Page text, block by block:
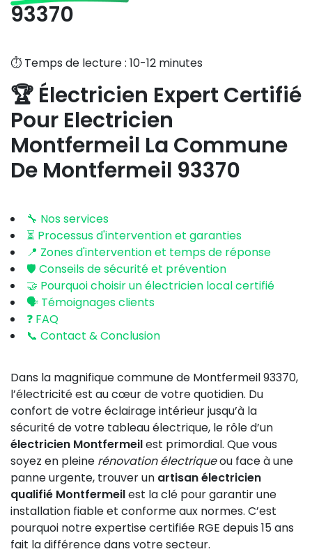
93370
⏱️ Temps de lecture : 10-12 minutes
🏆 Électricien Expert Certifié
Pour Electricien
Montfermeil La Commune
De Montfermeil 93370
🔧 Nos services
⏳ Processus d'intervention et garanties
📍 Zones d'intervention et temps de réponse
🛡️ Conseils de sécurité et prévention
🤝 Pourquoi choisir un électricien local certifié
🗣️ Témoignages clients
❓ FAQ
📞 Contact & Conclusion
Dans la magnifique commune de Montfermeil 93370,
l’électricité est au cœur de votre quotidien. Du
confort de votre éclairage intérieur jusqu’à la
sécurité de votre tableau électrique, le rôle d’un
électricien Montfermeilest primordial. Que vous
soyez en pleine rénovation électriqueou face à une
panne urgente, trouver un artisan électricien
qualifié Montfermeilest la clé pour garantir une
installation fiable et conforme aux normes. C’est
pourquoi notre expertise certifiée RGE depuis 15 ans
fait la différence dans votre secteur.